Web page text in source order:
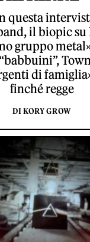
questa
il biopic su
gruppo
di
finché regge
DI KORY GROW